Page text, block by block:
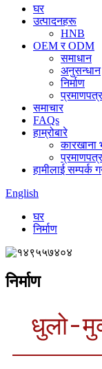
घर
उत्पादनहरू
HNB
OEM र ODM
समाधान
अनुसन्धान
निर्माण
समाचार
FAQs
हाम्रोबारे
कारखाना
प्रमाणपत्र
हामीलाई सम्पर्क
English
घर
निर्माण
निर्माण
धुलो-